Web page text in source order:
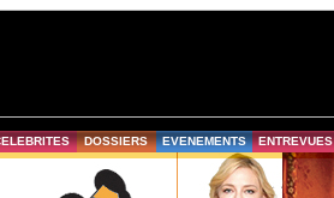
DOSSIERS EVENEMENTS ENTREVUES